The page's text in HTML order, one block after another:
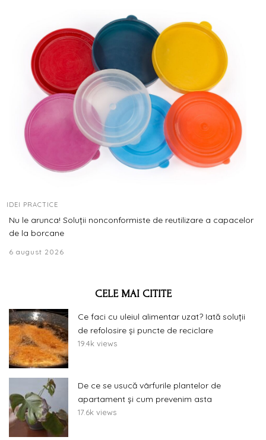
IDEI PRACTICE
Nu le arunca! Soluții nonconformiste de reutilizare a capacelor
de la borcane
6 august 2026
CELE MAI CITITE
Ce faci cu uleiul alimentar uzat? Iată soluții
de refolosire și puncte de reciclare
19.4k views
De ce se usucă vârfurile plantelor de
apartament și cum prevenim asta
17.6k views